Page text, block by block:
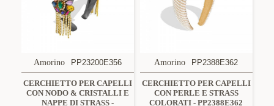
Amorino PP23200E356
CERCHIETTO PER CAPELLI
CON NODO & CRISTALLI E
NAPPE DI STRASS -
Amorino PP2388E362
CERCHIETTO PER CAPELLI
CON PERLE E STRASS
COLORATI - PP2388E362